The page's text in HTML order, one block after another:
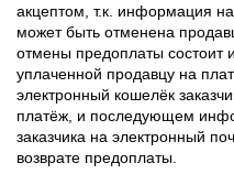
акцептом, т.к. информация
может быть отменена
отмены предоплаты состоит
уплаченной продавцу на
электронный кошелёк
платёж, и последующем
заказчика на электронный
возврате предоплаты.